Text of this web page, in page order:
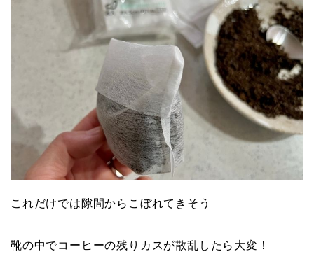
これだけでは隙間からこぼれてきそう
靴の中でコーヒーの残りカスが散乱したら大変！